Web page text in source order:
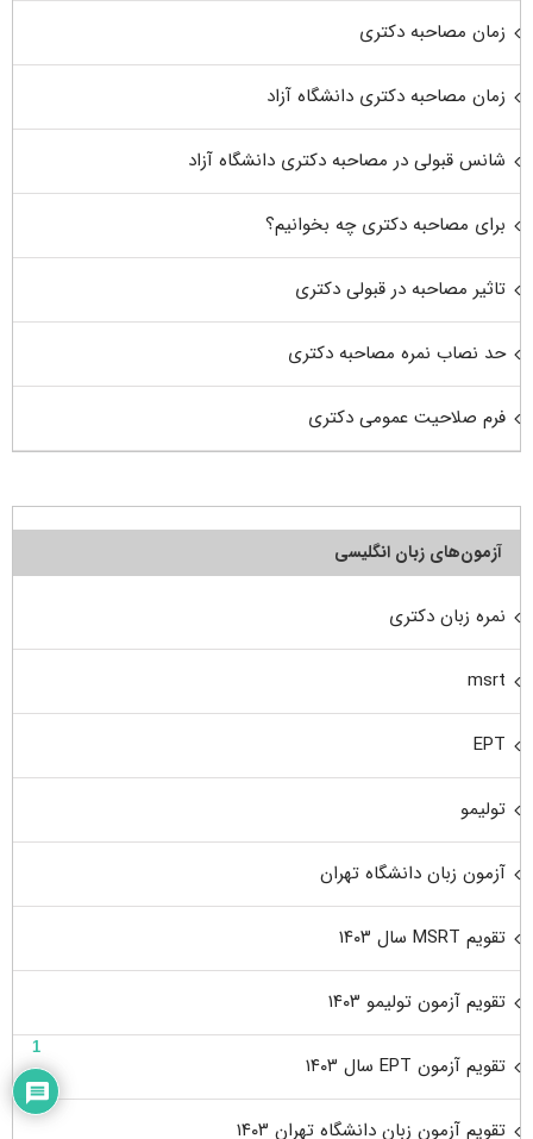
زمان مصاحبه دکتری
زمان مصاحبه دکتری دانشگاه آزاد
شانس قبولی در مصاحبه دکتری دانشگاه آزاد
برای مصاحبه دکتری چه بخوانیم؟
تاثیر مصاحبه در قبولی دکتری
حد نصاب نمره مصاحبه دکتری
فرم صلاحیت عمومی دکتری
آزمون‌های زبان انگلیسی
نمره زبان دکتری
msrt
EPT
تولیمو
آزمون زبان دانشگاه تهران
تقویم MSRT سال ۱۴۰۳
تقویم آزمون تولیمو ۱۴۰۳
تقویم آزمون EPT سال ۱۴۰۳
تقویم آزمون زبان دانشگاه تهران ۱۴۰۳
1